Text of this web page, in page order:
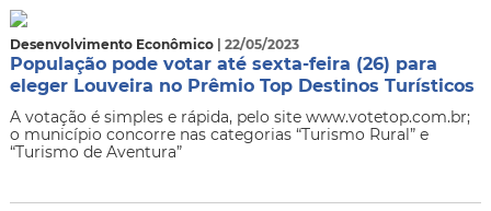
Desenvolvimento Econômico | 22/05/2023
População pode votar até sexta-feira (26) para
eleger Louveira no Prêmio Top Destinos Turísticos
A votação é simples e rápida, pelo site www.votetop.com.br;
o município concorre nas categorias “Turismo Rural” e
“Turismo de Aventura”